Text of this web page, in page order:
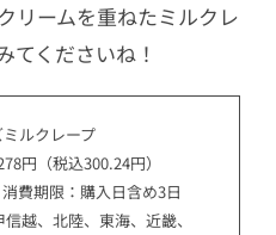
リームを重ねたミルクレ
てくださいね！
ルクレープ
円（税込300.24円）
費期限：購入日含め3日
越、北陸、東海、近畿、